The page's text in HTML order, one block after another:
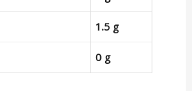
1.5 g
0 g